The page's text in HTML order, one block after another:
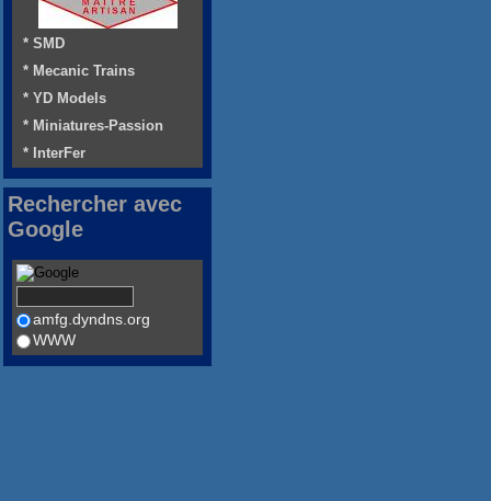
* SMD
* Mecanic Trains
* YD Models
* Miniatures-Passion
* InterFer
Rechercher avec
Google
amfg.dyndns.org
WWW